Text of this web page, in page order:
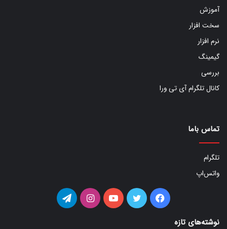
آموزش
سخت افزار
نرم افزار
گیمینگ
بررسی
کانال تلگرام آی تی ورا
تماس باما
تلگرام
واتس‌اپ
فیس توییتر یوتیوب اینستاگرامتلگرام
نوشته‌های تازه